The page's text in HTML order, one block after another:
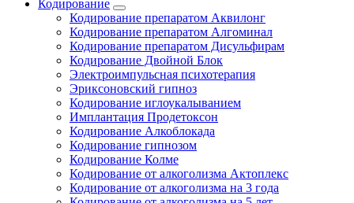
Кодирование
Кодирование препаратом Аквилонг
Кодирование препаратом Алгоминал
Кодирование препаратом Дисульфирам
Кодирование Двойной Блок
Электроимпульсная психотерапия
Эриксоновский гипноз
Кодирование иглоукалыванием
Имплантация Продетоксон
Кодирование Алкоблокада
Кодирование гипнозом
Кодирование Колме
Кодирование от алкоголизма Актоплекс
Кодирование от алкоголизма на 3 года